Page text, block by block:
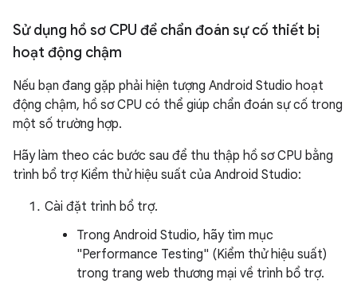
Sử dụng hồ sơ CPU để chẩn đoán sự cố thiết bị
hoạt động chậm
Nếu bạn đang gặp phải hiện tượng Android Studio hoạt
động chậm, hồ sơ CPU có thể giúp chẩn đoán sự cố trong
một số trường hợp.
Hãy làm theo các bước sau để thu thập hồ sơ CPU bằng
trình bổ trợ Kiểm thử hiệu suất của Android Studio:
Cài đặt trình bổ trợ.
Trong Android Studio, hãy tìm mục
"Performance Testing" (Kiểm thử hiệu suất)
trong trang web thương mại về trình bổ trợ.